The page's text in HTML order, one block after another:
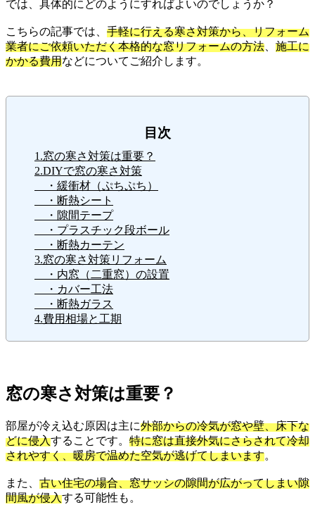
では、具体的にどのようにすればよいのでしょうか？
こちらの記事では、 手軽に行える寒さ対策から、リフォーム
業者にご依頼いただく本格的な窓リフォームの方法
施工に
かかる費用などについてご紹介します。
目次
1.窓の寒さ対策は重要？
2.DIYで窓の寒さ対策
・緩衝材（ぷちぷち）
・断熱シート
・隙間テープ
・プラスチック段ボール
・断熱カーテン
3.窓の寒さ対策リフォーム
・内窓（二重窓）の設置
・カバー工法
・断熱ガラス
4.費用相場と工期
窓の寒さ対策は重要？
部屋が冷え込む原因は主に外部からの冷気が窓や壁、床下な
どに侵入することです。 特に窓は直接外気にさらされて冷却
されやすく、暖房で温めた空気が逃げてしまいます。
また、 古い住宅の場合、窓サッシの隙間が広がってしまい隙
間風が侵入する可能性も。